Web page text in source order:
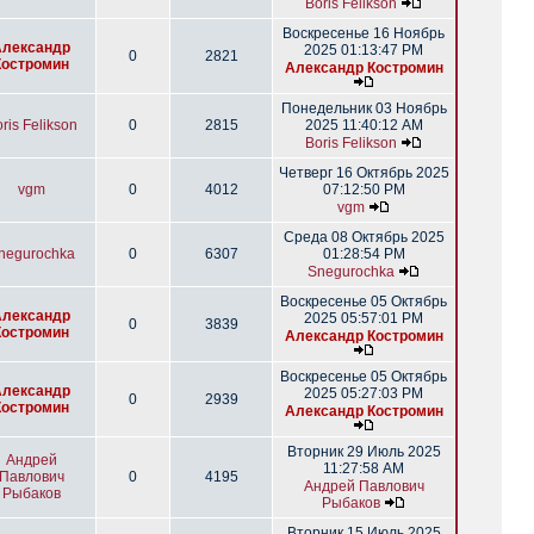
Boris Felikson
0 2821
Воскресенье 16 Ноябрь
2025 01:13:47 PM
Александр Костромин
Felikson 0 2815
Понедельник 03 Ноябрь
2025 11:40:12 AM
Boris Felikson
vgm 0 4012
Четверг 16 Октябрь 2025
07:12:50 PM
vgm
0 6307
Среда 08 Октябрь 2025
01:28:54 PM
Snegurochka
0 3839
Воскресенье 05 Октябрь
2025 05:57:01 PM
Александр Костромин
0 2939
Воскресенье 05 Октябрь
2025 05:27:03 PM
Александр Костромин
Андрей
Павлович
Рыбаков
0 4195
Вторник 29 Июль 2025
11:27:58 AM
Андрей Павлович
Рыбаков